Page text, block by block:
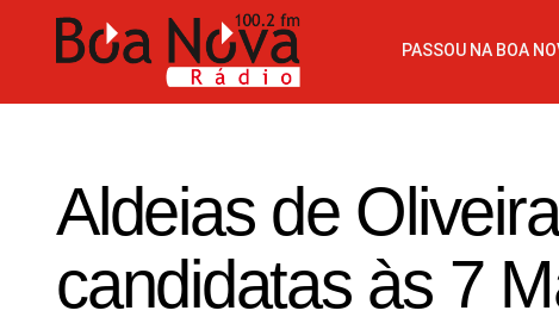
PASSOU NA BOA
Aldeias de
candidatas às 7